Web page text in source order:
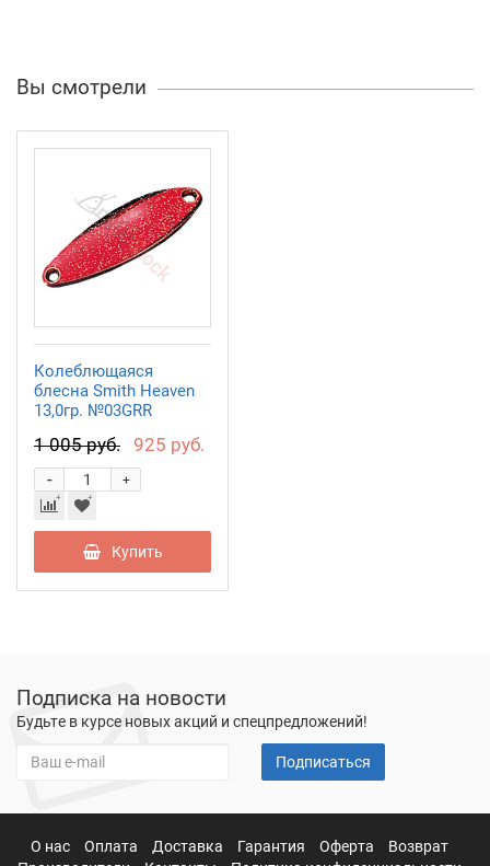
Вы смотрели
Колеблющаяся
блесна Smith Heaven
13,0гр. №03GRR
1 005 руб. 925 руб.
+
-
Купить
Подписка на новости
Будьте в курсе новых акций и спецпредложений!
Подписаться
О нас Оплата Доставка Гарантия Оферта
Возврат